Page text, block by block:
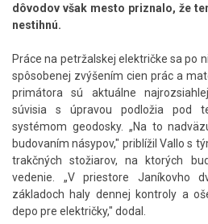
dôvodov však mesto priznalo, že
nestihnú.
Práce na petržalskej električke sa po
spôsobenej zvýšením cien prác a
primátora sú aktuálne
súvisia s úpravou podložia pod
systémom geodosky. „Na to
budovaním násypov," priblížil Vallo s
trakčných stožiarov, na ktorých
vedenie. „V priestore Janíkovho
základoch haly dennej kontroly a
depo pre električky," dodal.